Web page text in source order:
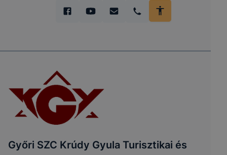
Győri SZC Krúdy Gyula Turisztikai és